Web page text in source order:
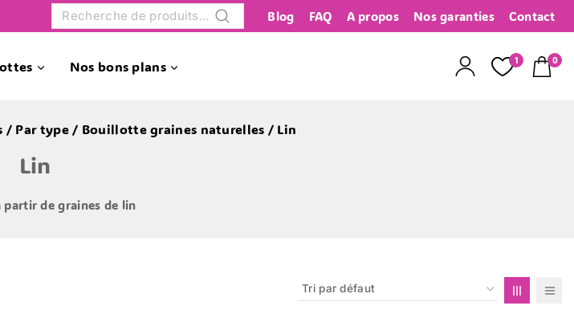
RechercheBlog FAQ A propos Nos garanties Contact
Nos bons plans 1 0
/ Par type / Bouillotte graines naturelles / Lin
Lin
de graines de lin